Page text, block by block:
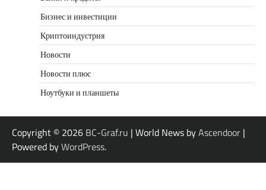
Бизнес и инвестиции
Криптоиндустрия
Новости
Новости плюс
Ноутбуки и планшеты
Copyright © 2026 BC-Graf.ru | World News byAscendoor |
Powered byWordPress.